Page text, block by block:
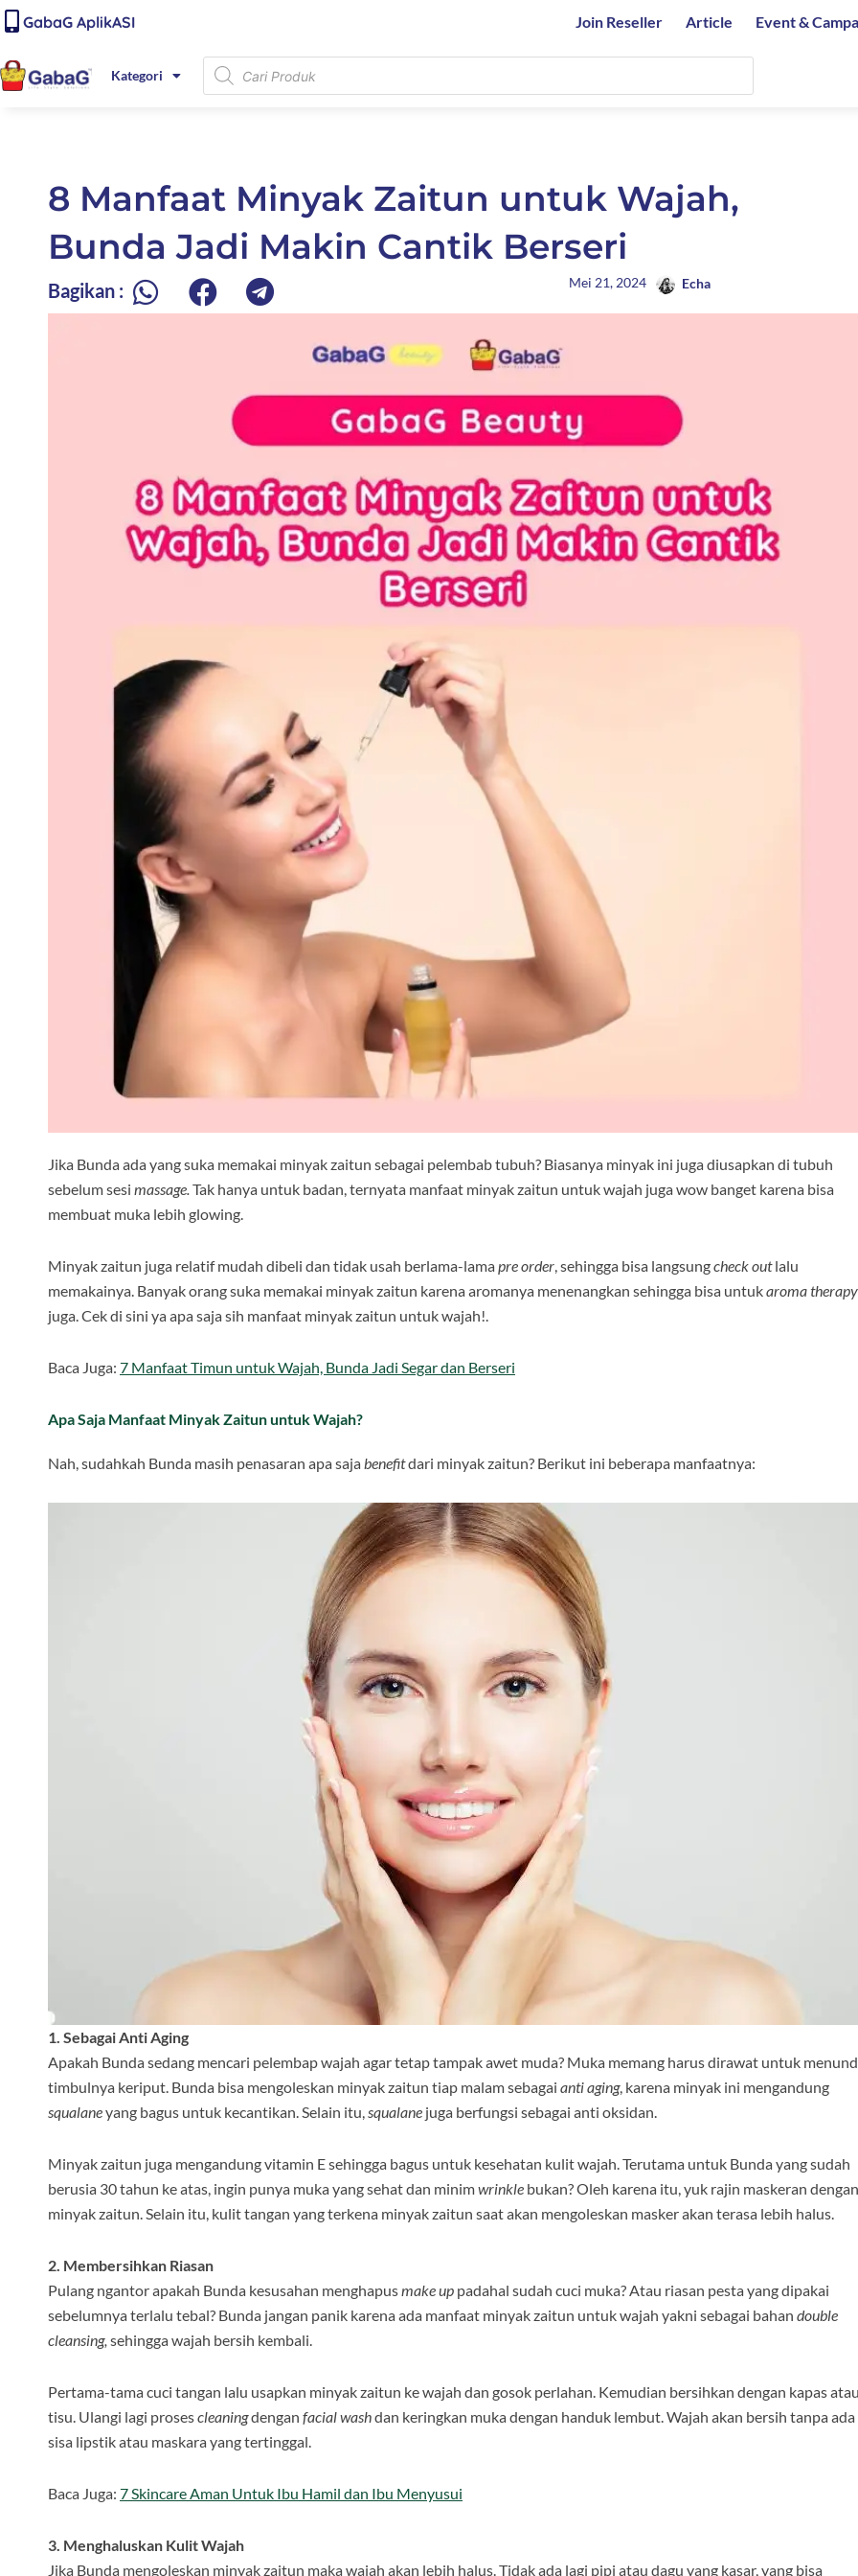
content
Lewati
ke
konten
GabaG AplikASI Join Reseller Article Event &
Kategori
Products
search
8 Manfaat Minyak Zaitun untuk Wajah,
Bunda Jadi Makin Cantik Berseri
Bagikan : Mei 21, 2024 Echa
Jika Bunda ada yang suka memakai minyak zaitun sebagai pelembab tubuh? Biasanya minyak ini juga diusapkan di tubuh
sebelum sesi massage.Tak hanya untuk badan, ternyata manfaat minyak zaitun untuk wajah juga wow banget karena bisa
membuat muka lebih glowing.
Minyak zaitun juga relatif mudah dibeli dan tidak usah berlama-lamapre order, sehingga bisa langsungcheck outlalu
memakainya. Banyak orang suka memakai minyak zaitun karena aromanya menenangkan sehingga bisa untukaroma therapy
juga. Cek di sini ya apa saja sih manfaat minyak zaitun untuk wajah!.
Baca Juga: 7 Manfaat Timun untuk Wajah, Bunda Jadi Segar dan Berseri
Apa Saja Manfaat Minyak Zaitun untuk Wajah?
Nah, sudahkah Bunda masih penasaran apa sajabenefitdari minyak zaitun? Berikut ini beberapa manfaatnya:
1. Sebagai Anti Aging
Apakah Bunda sedang mencari pelembap wajah agar tetap tampak awet muda? Muka memang harus dirawat untuk
timbulnya keriput. Bunda bisa mengoleskan minyak zaitun tiap malam sebagai anti aging, karena minyak ini mengandung
squalaneyang bagus untuk kecantikan. Selain itu,squalane juga berfungsi sebagai anti oksidan.
Minyak zaitun juga mengandung vitamin E sehingga bagus untuk kesehatan kulit wajah. Terutama untuk Bunda yang sudah
berusia 30 tahun ke atas, ingin punya muka yang sehat dan minimwrinkle bukan? Oleh karena itu, yuk rajin maskeran dengan
minyak zaitun. Selain itu, kulit tangan yang terkena minyak zaitun saat akan mengoleskan masker akan terasa lebih halus.
2. Membersihkan Riasan
Pulang ngantor apakah Bunda kesusahan menghapusmake up padahal sudah cuci muka? Atau riasan pesta yang dipakai
sebelumnya terlalu tebal? Bunda jangan panik karena ada manfaat minyak zaitun untuk wajah yakni sebagai bahan double
cleansing, sehingga wajah bersih kembali.
Pertama-tama cuci tangan lalu usapkan minyak zaitun ke wajah dan gosok perlahan. Kemudian bersihkan dengan kapas atau
tisu. Ulangi lagi prosescleaningdengan facial washdan keringkan muka dengan handuk lembut. Wajah akan bersih tanpa ada
sisa lipstik atau maskara yang tertinggal.
Baca Juga: 7 Skincare Aman Untuk Ibu Hamil dan Ibu Menyusui
3. Menghaluskan Kulit Wajah
Jika Bunda mengoleskan minyak zaitun maka wajah akan lebih halus. Tidak ada lagi pipi atau dagu yang kasar, yang bisa